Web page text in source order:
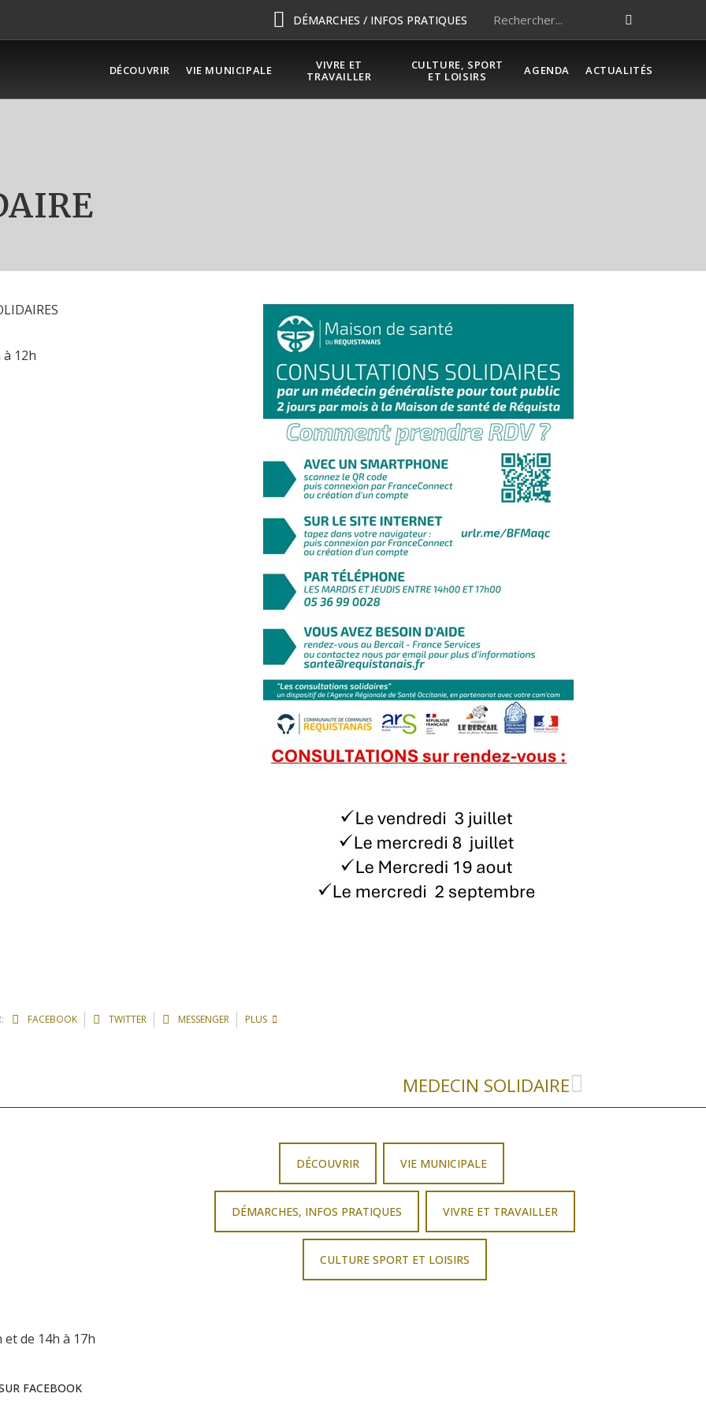
DÉMARCHES / INFOS PRATIQUES
DÉCOUVRIR VIE MUNICIPALE
VIVRE ET
TRAVAILLER
CULTURE, SPORT
ET LOISIRS
AGENDA ACTUALITÉS
12h
FACEBOOK TWITTER MESSENGER PLUS
MEDECIN SOLIDAIRE
et de 14h à 17h
FACEBOOK
DÉCOUVRIR VIE MUNICIPALE
DÉMARCHES, INFOS PRATIQUES VIVRE ET TRAVAILLER
CULTURE SPORT ET LOISIRS